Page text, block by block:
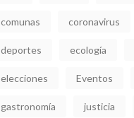
comunas coronavirus
deportes ecología
elecciones Eventos
gastronomía justicia